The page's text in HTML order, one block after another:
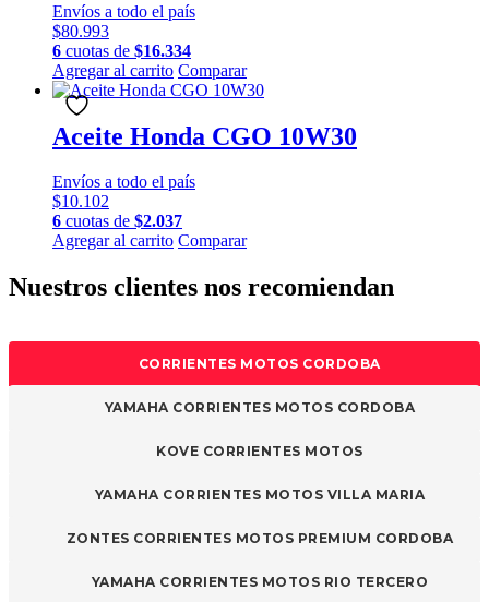
Envíos a todo el país
$80.993
6 cuotas de $16.334
Agregar al carrito Comparar
Aceite Honda CGO 10W30
Envíos a todo el país
$10.102
6 cuotas de $2.037
Agregar al carrito Comparar
Nuestros clientes nos recomiendan
CORRIENTES MOTOS CORDOBA
YAMAHA CORRIENTES MOTOS CORDOBA
KOVE CORRIENTES MOTOS
YAMAHA CORRIENTES MOTOS VILLA MARIA
ZONTES CORRIENTES MOTOS PREMIUM CORDOBA
YAMAHA CORRIENTES MOTOS RIO TERCERO